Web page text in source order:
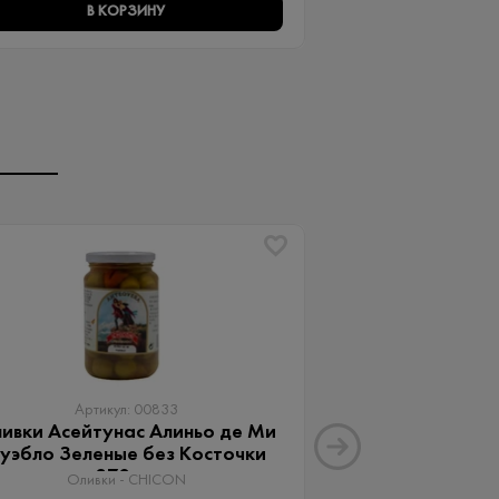
В КОРЗИНУ
Артикул: 00833
Асейтунас Алиньо де Ми
Зеленые без Косточки
370 мл
Оливки - CHICON